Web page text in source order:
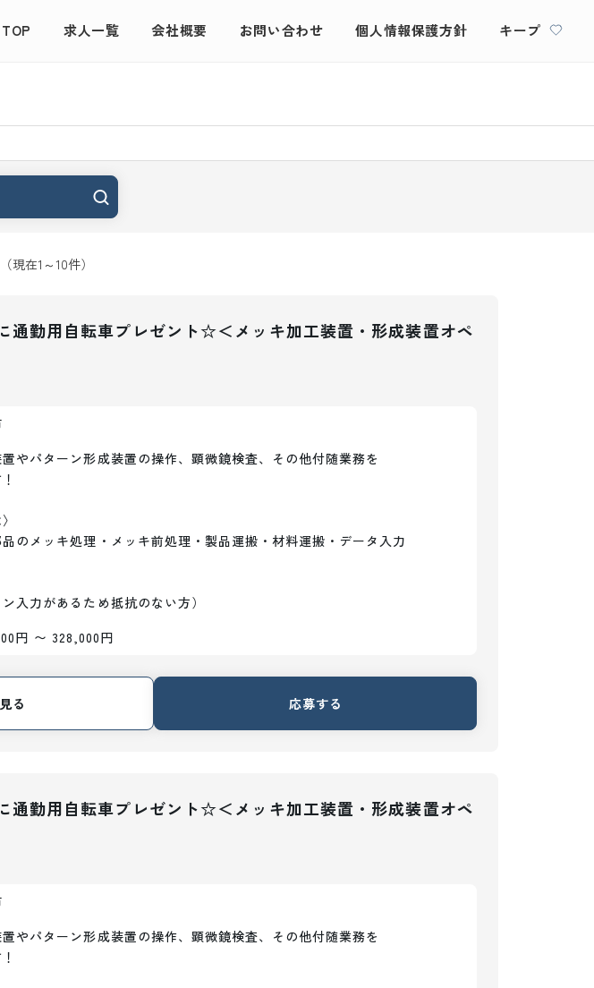
TOP 求人一覧 会社概要 お問い合わせ 個人情報保護方針 キープ
（現在1 ～10件）
勤用自転車プレゼント☆＜メッキ加工装置・形成装置オペ
やパターン形成装置の操作、顕微鏡検査、その他付随業務を
のメッキ処理・メッキ前処理・製品運搬・材料運搬・データ入力
入力があるため抵抗のない方）
円 〜 328,000円
る 応募する
勤用自転車プレゼント☆＜メッキ加工装置・形成装置オペ
やパターン形成装置の操作、顕微鏡検査、その他付随業務を